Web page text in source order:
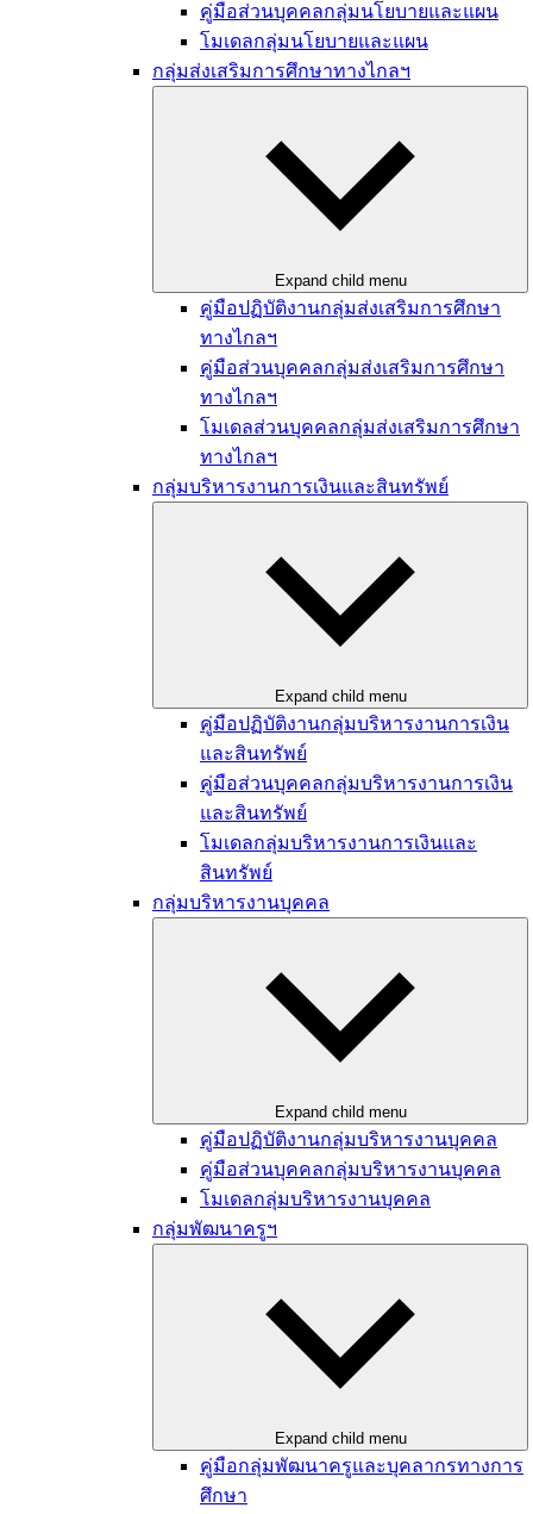
คู่มือส่วนบุคคลกลุ่มนโยบายและแผน
โมเดลกลุ่มนโยบายและแผน
กลุ่มส่งเสริมการศึกษาทางไกลฯ
Expand child menu
คู่มือปฏิบัติงานกลุ่มส่งเสริมการศึกษา
ทางไกลฯ
คู่มือส่วนบุคคลกลุ่มส่งเสริมการศึกษา
ทางไกลฯ
โมเดลส่วนบุคคลกลุ่มส่งเสริมการศึกษา
ทางไกลฯ
กลุ่มบริหารงานการเงินและสินทรัพย์
Expand child menu
คู่มือปฏิบัติงานกลุ่มบริหารงานการเงิน
และสินทรัพย์
คู่มือส่วนบุคคลกลุ่มบริหารงานการเงิน
และสินทรัพย์
โมเดลกลุ่มบริหารงานการเงินและ
สินทรัพย์
กลุ่มบริหารงานบุคคล
Expand child menu
คู่มือปฏิบัติงานกลุ่มบริหารงานบุคคล
คู่มือส่วนบุคคลกลุ่มบริหารงานบุคคล
โมเดลกลุ่มบริหารงานบุคคล
กลุ่มพัฒนาครูฯ
Expand child menu
คู่มือกลุ่มพัฒนาครูและบุคลากรทางการ
ศึกษา